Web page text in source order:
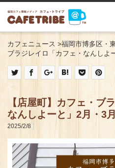
カフェニュース >福岡市博多区・
ブラジレイロ「カフェ・なんしよ
【店屋町】カフェ・ブ
なんしよーと」2月・3
2025/2/8